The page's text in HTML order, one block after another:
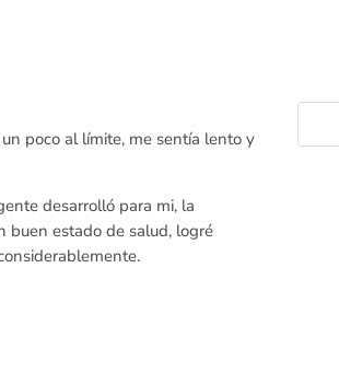
poco al límite, me sentía lento y
desarrolló para mi, la
buen estado de salud, logré